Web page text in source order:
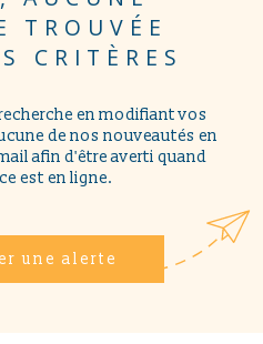
NOUS
TROUVÉE
CRITÈRES
en modifiant vos
de nos nouveautés en
afin d'être averti quand
est en ligne.
une alerte
PIÈCES
PLUS DE CRITÈRES